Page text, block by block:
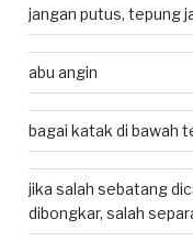
jangan putus, tepung
abu angin
bagai katak di bawah
jika salah sebatang
dibongkar, salah